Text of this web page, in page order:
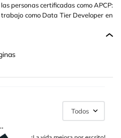
personas certificadas como APCP:
como Data Tier Developer en
Todos